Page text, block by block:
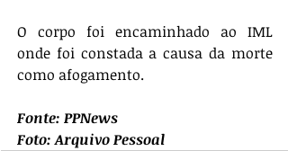
O corpo foi encaminhado ao IML
onde foi constada a causa da morte
como afogamento.
Fonte: PPNews
Foto: Arquivo Pessoal